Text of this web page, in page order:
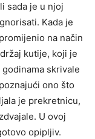
sada je u njoj
Kada je
na način
kutije, koji je
skrivale
ono što
je prekretnicu,
U ovoj
opipljiv.